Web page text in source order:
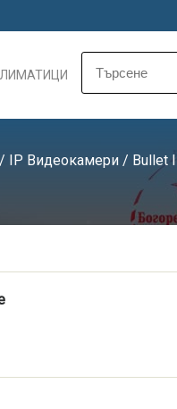
/ IP Видеокамери / Bullet